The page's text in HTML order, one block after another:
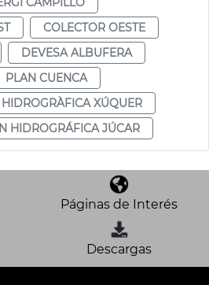
COLECTOR OESTE
DEVESA ALBUFERA
PLAN CUENCA
XÚQUER
HIDROGRÁFICA JÚCAR
Páginas de Interés
Descargas